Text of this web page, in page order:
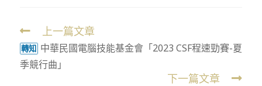
Read
more
articles
上一篇文章
轉知 中華民國電腦技能基金會「2023 CSF程速勁賽-夏
季競行曲」
下一篇文章